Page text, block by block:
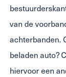
van de
achterbanden.
beladen auto?
hiervoor een